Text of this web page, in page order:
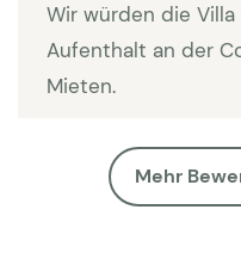
Wir würden die
Aufenthalt an der
Mieten.
Mehr